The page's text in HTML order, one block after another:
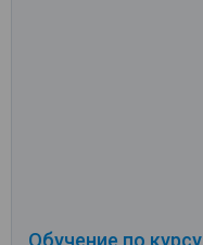
Обучение по